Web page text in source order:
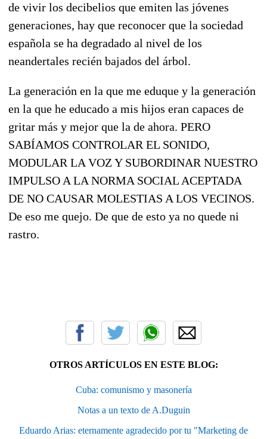
de vivir los decibelios que emiten las jóvenes
generaciones, hay que reconocer que la sociedad
española se ha degradado al nivel de los
neandertales recién bajados del árbol.
La generación en la que me eduque y la generación
en la que he educado a mis hijos eran capaces de
gritar más y mejor que la de ahora. PERO
SABÍAMOS CONTROLAR EL SONIDO,
MODULAR LA VOZ Y SUBORDINAR NUESTRO
IMPULSO A LA NORMA SOCIAL ACEPTADA
DE NO CAUSAR MOLESTIAS A LOS VECINOS.
De eso me quejo. De que de esto ya no quede ni
rastro.
OTROS ARTÍCULOS EN ESTE BLOG:
Cuba: comunismo y masonería
Notas a un texto de A.Duguin
Eduardo Arias: eternamente agradecido por tu "Marketing de